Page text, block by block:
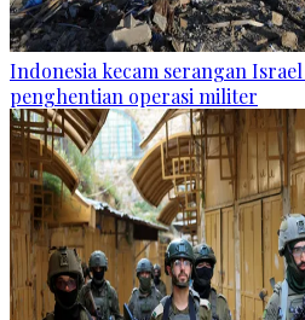
Indonesia kecam serangan Israel
penghentian operasi militer